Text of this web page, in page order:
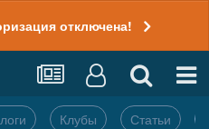
отключена!
Клубы Статьи